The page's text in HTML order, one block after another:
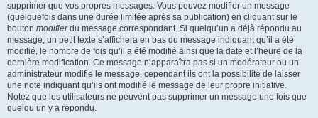
supprimer que vos propres messages. Vous pouvez modifier un message
(quelquefois dans une durée limitée après sa publication) en cliquant sur le
bouton modifierdu message correspondant. Si quelqu’un a déjà répondu au
message, un petit texte s’affichera en bas du message indiquant qu’il a été
modifié, le nombre de fois qu’il a été modifié ainsi que la date et l’heure de la
dernière modification. Ce message n’apparaîtra pas si un modérateur ou un
administrateur modifie le message, cependant ils ont la possibilité de laisser
une note indiquant qu’ils ont modifié le message de leur propre initiative.
Notez que les utilisateurs ne peuvent pas supprimer un message une fois que
quelqu’un y a répondu.